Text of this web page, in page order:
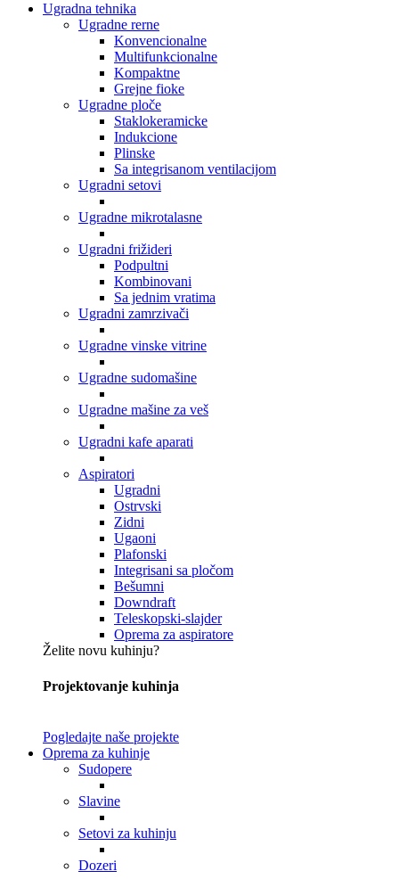
Ugradna tehnika
Ugradne rerne
Konvencionalne
Multifunkcionalne
Kompaktne
Grejne fioke
Ugradne ploče
Staklokeramicke
Indukcione
Plinske
Sa integrisanom ventilacijom
Ugradni setovi
Ugradne mikrotalasne
Ugradni frižideri
Podpultni
Kombinovani
Sa jednim vratima
Ugradni zamrzivači
Ugradne vinske vitrine
Ugradne sudomašine
Ugradne mašine za veš
Ugradni kafe aparati
Aspiratori
Ugradni
Ostrvski
Zidni
Ugaoni
Plafonski
Integrisani sa pločom
Bešumni
Downdraft
Teleskopski-slajder
Oprema za aspiratore
Želite novu kuhinju?
Projektovanje kuhinja
Pogledajte naše projekte
Oprema za kuhinje
Sudopere
Slavine
Setovi za kuhinju
Dozeri